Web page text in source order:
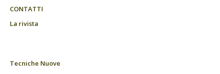
CONTATTI
La rivista
Tecniche Nuove